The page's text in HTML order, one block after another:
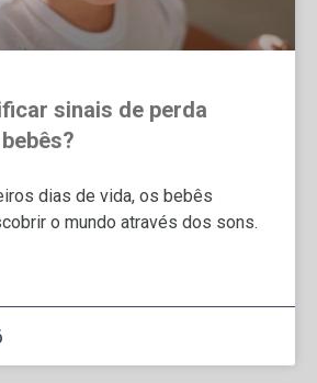
sinais de perda
dias de vida, os bebês
o mundo através dos sons.